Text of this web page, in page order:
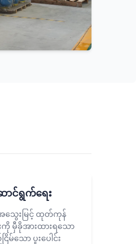
ာင်ရွက်ရေး
ေးမြင့် ထုတ်ကုန်
းကို မှီခိုအားထားရသော
မ်သော ပူးပေါင်း